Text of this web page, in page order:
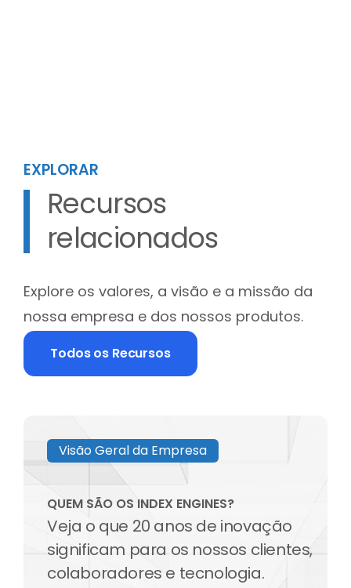
EXPLORAR
Recursos
relacionados
Explore os valores, a visão e a missão da
nossa empresa e dos nossos produtos.
Todos os Recursos
Visão Geral da Empresa
QUEM SÃO OS INDEX ENGINES?
Veja o que 20 anos de inovação
significam para os nossos clientes,
colaboradores e tecnologia.